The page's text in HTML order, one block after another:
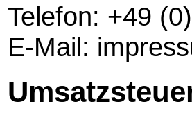
Telefon: +49
E-Mail: